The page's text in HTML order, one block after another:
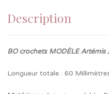
Description
BO crochets MODÈLE Artémis
Longueur totale : 60